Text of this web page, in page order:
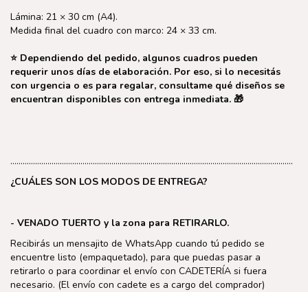
Lámina: 21 × 30 cm (A4).
Medida final del cuadro con marco: 24 × 33 cm.
⭐ Dependiendo del pedido, algunos cuadros pueden
requerir unos días de elaboración. Por eso, si lo necesitás
con urgencia o es para regalar, consultame qué diseños se
encuentran disponibles con entrega inmediata. 🎁
………………………………………………………………………………………………………………………..
¿CUÁLES SON LOS MODOS DE ENTREGA?
- VENADO TUERTO y la zona para RETIRARLO.
Recibirás un mensajito de WhatsApp cuando tú pedido se
encuentre listo (empaquetado), para que puedas pasar a
retirarlo o para coordinar el envío con CADETERÍA si fuera
necesario. (El envío con cadete es a cargo del comprador)